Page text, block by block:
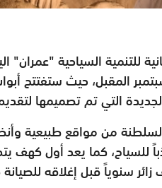
للتنمية السياحية
المقبل، حيث ستفتتح أبواب
التي تم تصميمها
السلطنة من مواقع طبيعية
للسياح، كما يعد أول كهف